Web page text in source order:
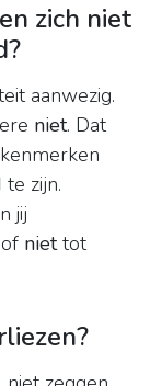
zich niet
aanwezig.
niet. Dat
te zijn.
jij
niettot